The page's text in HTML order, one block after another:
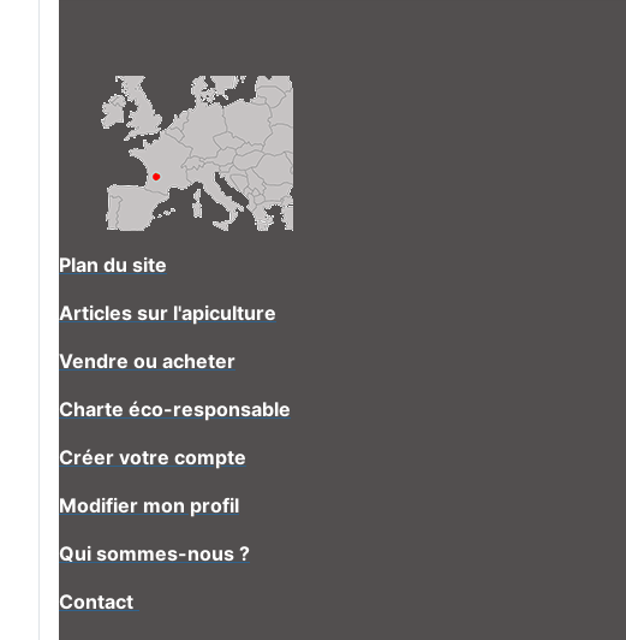
Plan du site
Articles sur l'apiculture
Vendre ou acheter
Charte éco-responsable
Créer votre compte
Modifier mon profil
Qui sommes-nous ?
Contact